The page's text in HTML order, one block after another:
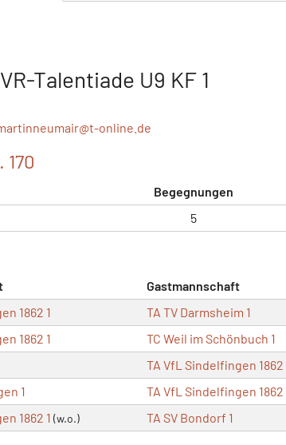
Talentiade U9 KF 1
t-online.de
Begegnungen
5
Gastmannschaft
1862 1 TA TV Darmsheim 1
1862 1 TC Weil im Schönbuch 1
TA VfL Sindelfingen 1862
1 TA VfL Sindelfingen 1862
1862 1 (w.o.) TA SV Bondorf 1